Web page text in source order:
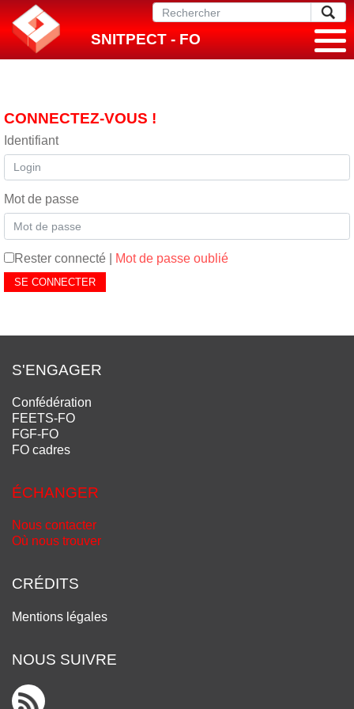
SNITPECT - FO
CONNECTEZ-VOUS !
Identifiant
Mot de passe
Rester connecté Mot de passe oublié
SE CONNECTER
S'ENGAGER
Confédération
FEETS-FO
FGF-FO
FO cadres
ÉCHANGER
Nous contacter
Où nous trouver
CRÉDITS
Mentions légales
NOUS SUIVRE